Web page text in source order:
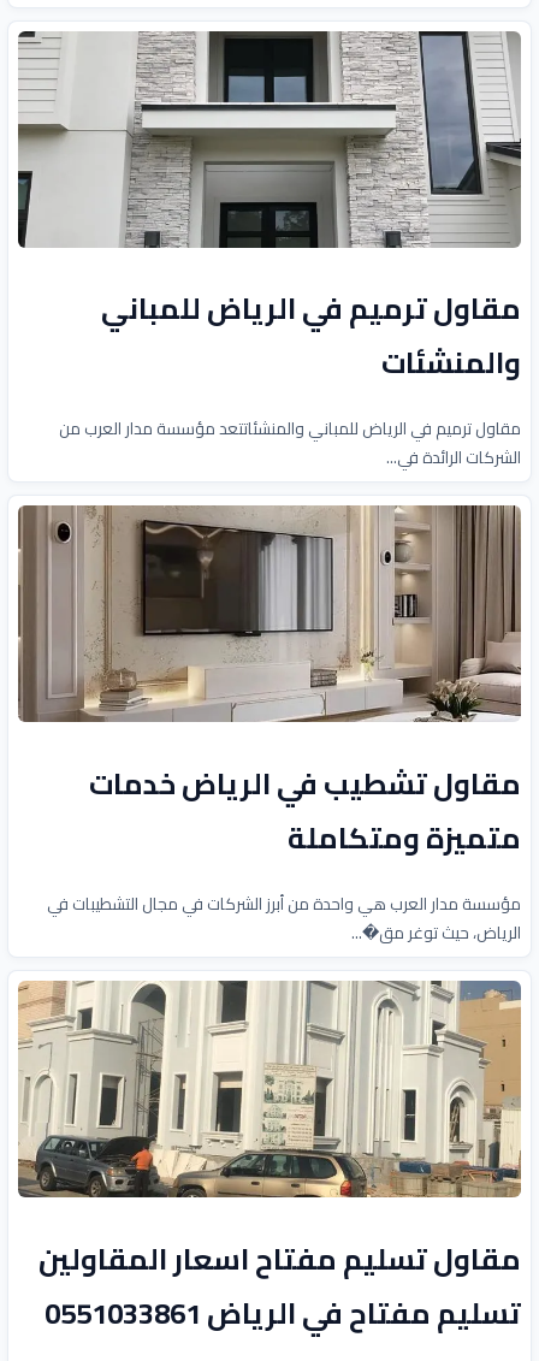
مقاول ترميم في الرياض للمباني
والمنشئات
مقاول ترميم في الرياض للمباني والمنشئاتتعد مؤسسة مدار العرب من
الشركات الرائدة في...
مقاول تشطيب في الرياض خدمات
متميزة ومتكاملة
مؤسسة مدار العرب هي واحدة من أبرز الشركات في مجال التشطيبات في
الرياض، حيث توغر مق�...
مقاول تسليم مفتاح اسعار المقاولين
تسليم مفتاح في الرياض 0551033861